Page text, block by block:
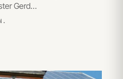
Gerd…